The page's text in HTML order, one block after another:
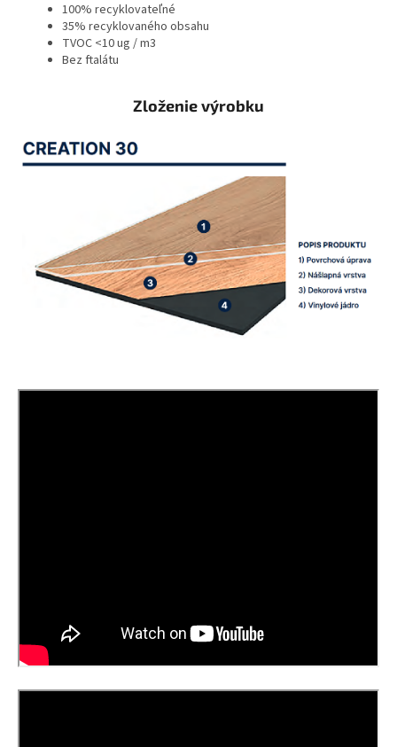
100% recyklovateľné
35% recyklovaného obsahu
TVOC <10 ug / m3
Bez ftalátu
Zloženie výrobku